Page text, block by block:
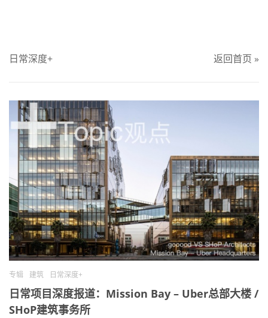
日常深度+ 返回首页 »
专辑 建筑 日常深度+
日常项目深度报道：Mission Bay – Uber总部大楼 /
SHoP建筑事务所